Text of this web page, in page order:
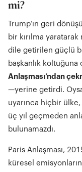
mi?
Trump’ın geri
bir kırılma
dile getirilen güçlü
başkanlık
Anlaşması’ndan
—yerine getirdi. Oysa
uyarınca hiçbir
üç yıl geçmeden
bulunamazdı.
Paris Anlaşması,
küresel